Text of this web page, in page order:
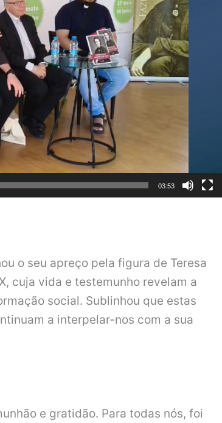
03:53
o seu apreço pela figura de Teresa
cuja vida e testemunho revelam a
social. Sublinhou que estas
a interpelar-nos com a sua
e gratidão. Para todas nós, foi